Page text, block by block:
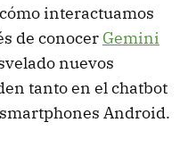
interactuamos
de conocer Gemini
nuevos
tanto en el chatbot
Android.